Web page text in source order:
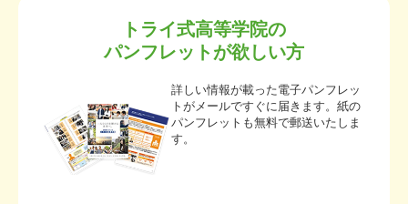
トライ式高等学院の
パンフレットが欲しい方
詳しい情報が載った電子パンフレッ
トがメールですぐに届きます。紙の
パンフレットも無料で郵送いたしま
す。